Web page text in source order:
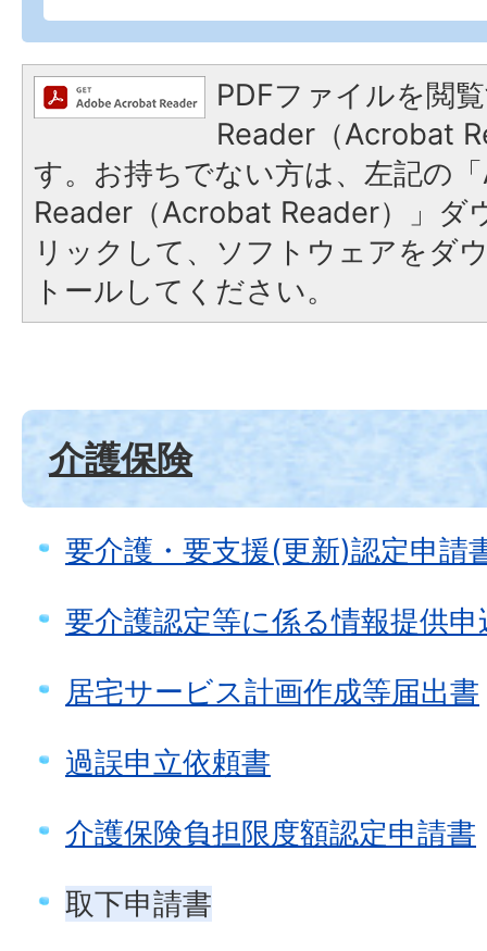
PDFファイルを閲
Reader（Acrobat
す。お持ちでない方は、左記の
Reader（Acrobat Reader）」ダ
リックして、ソフトウェアをダ
トールしてください。
介護保険
要介護・要支援(更新)認定申請
要介護認定等に係る情報提供申
居宅サービス計画作成等届出書
過誤申立依頼書
介護保険負担限度額認定申請書
取下申請書